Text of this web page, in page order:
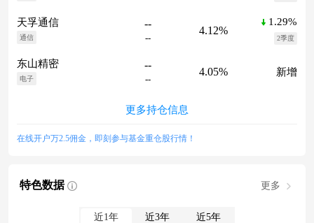
天孚通信
通信
--
--
4.12%
1.29%
2季度
东山精密
电子
--
--
4.05% 新增
更多持仓信息
在线开户万2.5佣金，即刻参与基金重仓股行情！
特色数据 更多
近1年 近3年 近5年